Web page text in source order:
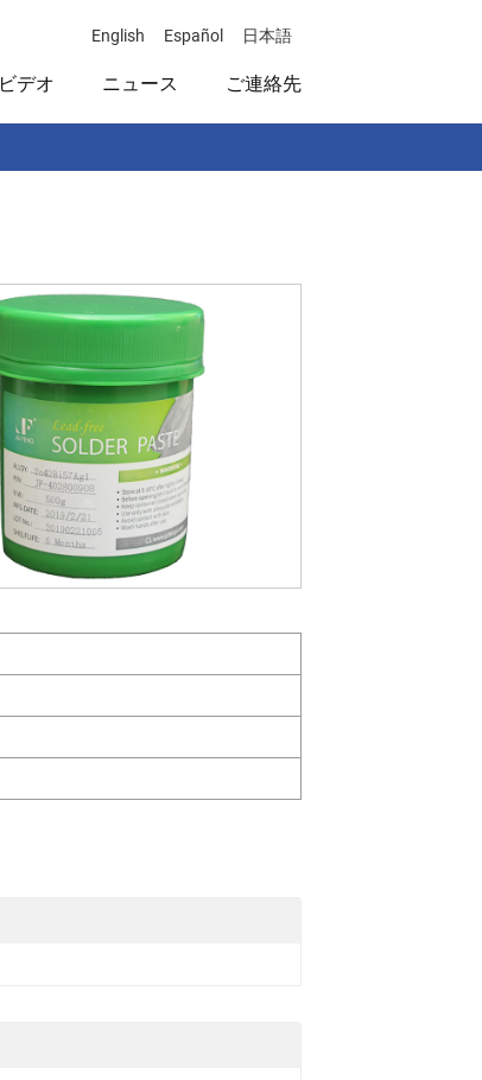
English Español 日本語
ビデオ ニュース ご連絡先